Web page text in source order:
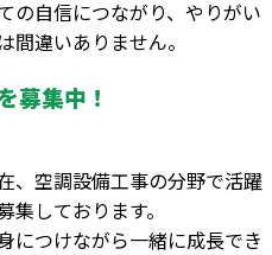
の自信につながり、やりがい
間違いありません。
募集中！
、空調設備工事の分野で活躍
しております。
につけながら一緒に成長でき